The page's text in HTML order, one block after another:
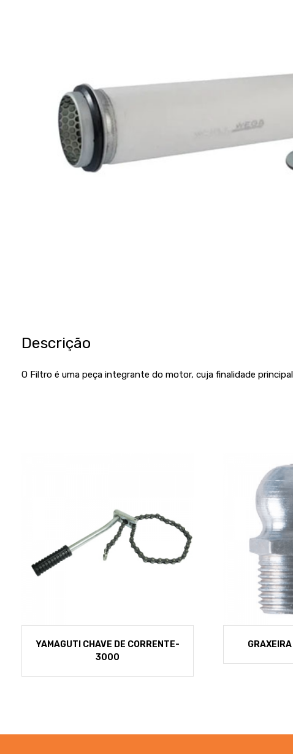
Descrição
O Filtro é uma peça integrante do motor, cuja finalidade
YAMAGUTI CHAVE DE CORRENTE-
3000